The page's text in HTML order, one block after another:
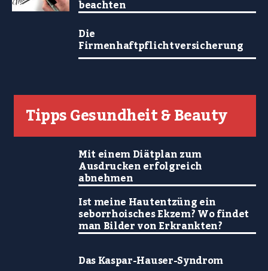
beachten
Die
Firmenhaftpflichtversicherung
Tipps Gesundheit & Beauty
Mit einem Diätplan zum
Ausdrucken erfolgreich
abnehmen
Ist meine Hautentzüng ein
seborrhoisches Ekzem? Wo findet
man Bilder von Erkrankten?
Das Kaspar-Hauser-Syndrom